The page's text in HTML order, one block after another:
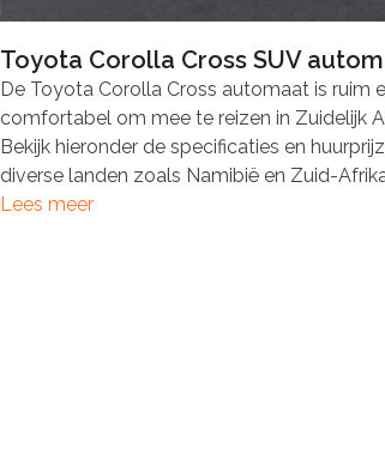
Toyota Corolla Cross SUV
De Toyota Corolla Cross automaat is ruim
comfortabel om mee te reizen in Zuidelijk
Bekijk hieronder de specificaties en
diverse landen zoals Namibië en Zuid-
Lees meer